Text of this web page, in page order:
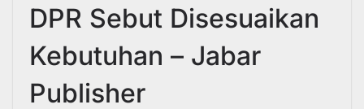
DPR Sebut Disesuaikan
Kebutuhan – Jabar
Publisher